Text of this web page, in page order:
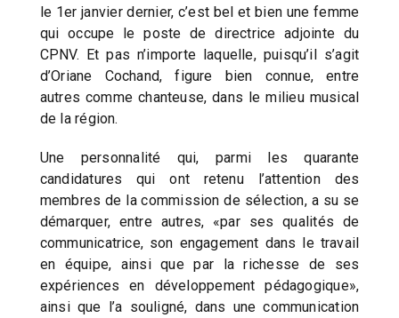
le 1er janvier dernier, c’est bel et bien une femme
qui occupe le poste de directrice adjointe du
CPNV. Et pas n’importe laquelle, puisqu’il s’agit
d’Oriane Cochand, figure bien connue, entre
autres comme chanteuse, dans le milieu musical
de la région.
Une personnalité qui, parmi les quarante
candidatures qui ont retenu l’attention des
membres de la commission de sélection, a su se
démarquer, entre autres, «par ses qualités de
communicatrice, son engagement dans le travail
en équipe, ainsi que par la richesse de ses
expériences en développement pédagogique»,
ainsi que l’a souligné, dans une communication